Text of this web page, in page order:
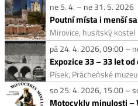
ne 5. 4. – ne 31. 5. 2026
Poutní místa i menší
Mirovice, husitský kostel
pá 24. 4. 2026, 09:00 –
Písek, Prácheňské
so 25. 4. 2026, 15:00 –